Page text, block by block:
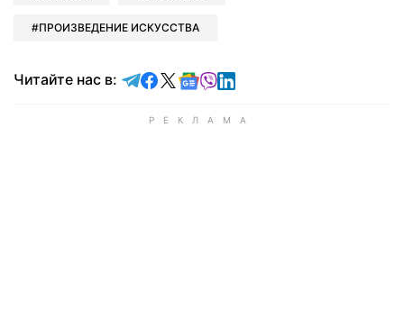
ПРОИЗВЕДЕНИЕ ИСКУССТВА
Читайте нас в: Читайте в Telegram
Читайте в Facebook
Читайте в X
Читайте в Google news
Читайте в Viber
Читайте в LinkedIn